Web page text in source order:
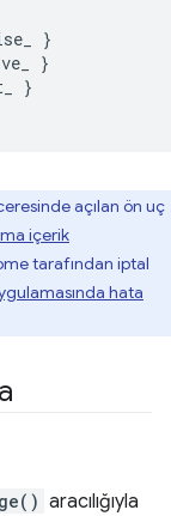
}
}
}
açılan ön uç
içerik
tarafından iptal
hata
aracılığıyla